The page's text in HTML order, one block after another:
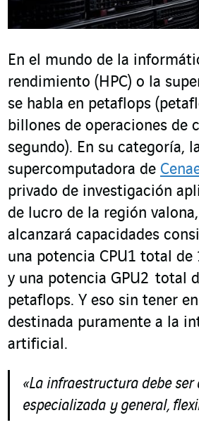
En el mundo de la
rendimiento (HPC) o la
se habla en petaflops
billones de operaciones de
segundo). En su categoría,
supercomputadora de
privado de investigación
de lucro de la región
alcanzará capacidades
una potencia CPU1 total de
y una potencia GPU2 total
petaflops. Y eso sin tener
destinada puramente a la
artificial.
«La infraestructura debe ser
especializada y general,